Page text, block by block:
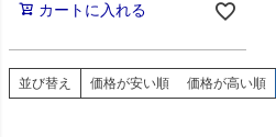
カートに入れる
並び替え 価格が安い順 価格が高い順